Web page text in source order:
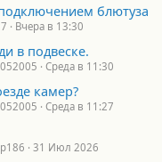
блютуза
Вчера в 13:30
в подвеске.
Среда в 11:30
камер?
Среда в 11:27
31 Июл 2026